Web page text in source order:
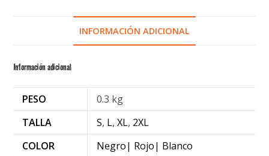
INFORMACIÓN ADICIONAL
Información adicional
PESO
0.3 kg
TALLA
S, L,XL, 2XL
COLOR
Negro| Rojo| Blanco